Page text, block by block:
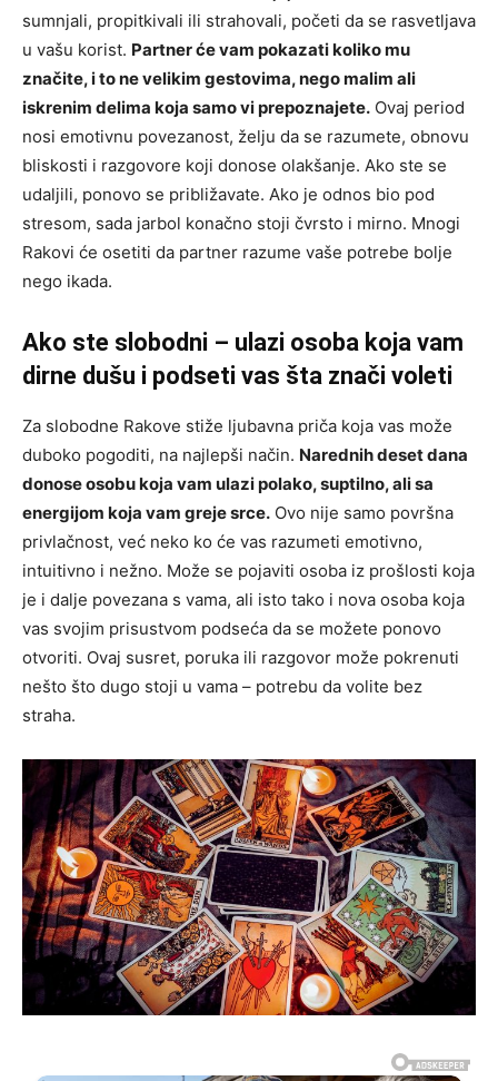
sumnjali, propitkivali ili strahovali, početi da se rasvetljava
u vašu korist. Partner će vam pokazati koliko mu
značite, i to ne velikim gestovima, nego malim ali
iskrenim delima koja samo vi prepoznajete. Ovaj period
nosi emotivnu povezanost, želju da se razumete, obnovu
bliskosti i razgovore koji donose olakšanje. Ako ste se
udaljili, ponovo se približavate. Ako je odnos bio pod
stresom, sada jarbol konačno stoji čvrsto i mirno. Mnogi
Rakovi će osetiti da partner razume vaše potrebe bolje
nego ikada.
Ako ste slobodni – ulazi osoba koja vam
dirne dušu i podseti vas šta znači voleti
Za slobodne Rakove stiže ljubavna priča koja vas može
duboko pogoditi, na najlepši način. Narednih deset dana
donose osobu koja vam ulazi polako, suptilno, ali sa
energijom koja vam greje srce. Ovo nije samo površna
privlačnost, već neko ko će vas razumeti emotivno,
intuitivno i nežno. Može se pojaviti osoba iz prošlosti koja
je i dalje povezana s vama, ali isto tako i nova osoba koja
vas svojim prisustvom podseća da se možete ponovo
otvoriti. Ovaj susret, poruka ili razgovor može pokrenuti
nešto što dugo stoji u vama – potrebu da volite bez
straha.